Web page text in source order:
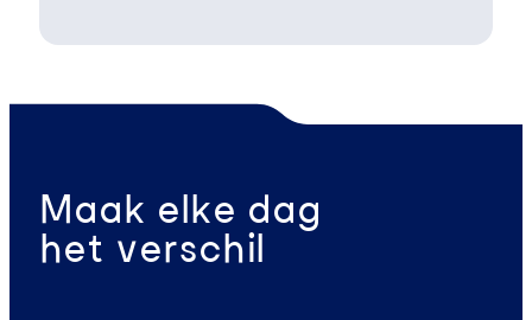
Maak elke dag
het verschil